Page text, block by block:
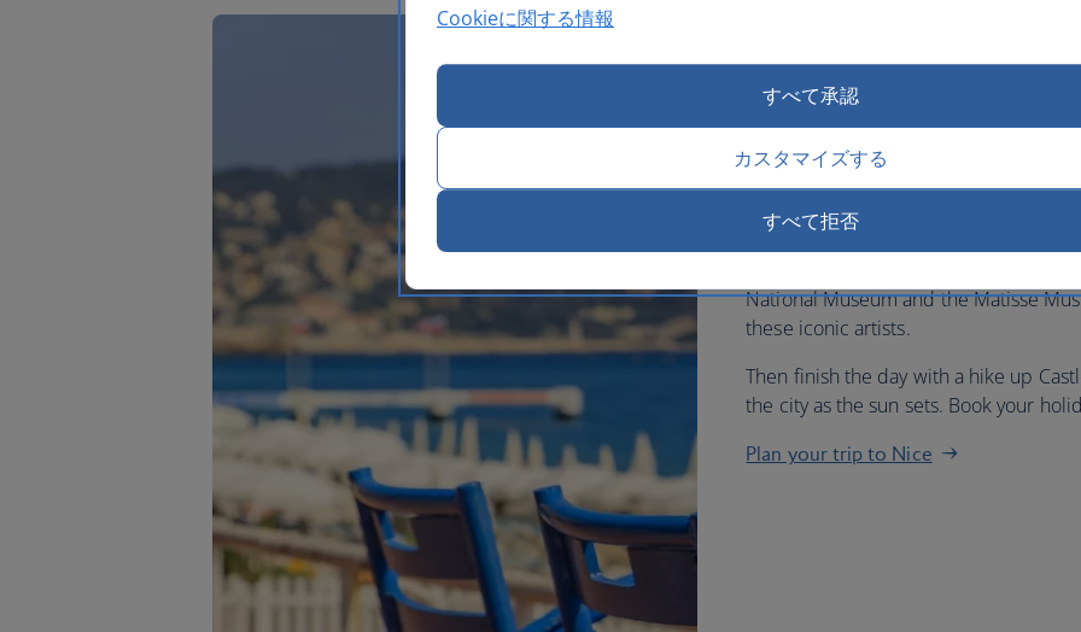
Fly to Nice with British
leisurely stroll along the palm-
and admire the sweeping sea
Then head to the historic Old Town
colourful buildings and lively markets.
Saleya, known for its fragrant flower
After enjoying some lunch, art
National Museum and the Matisse
these iconic artists.
Then finish the day with a hike up
the city as the sun sets. Book your
Plan your trip to Nice
Cookieに関する情報
すべて承認
カスタマイズする
すべて拒否